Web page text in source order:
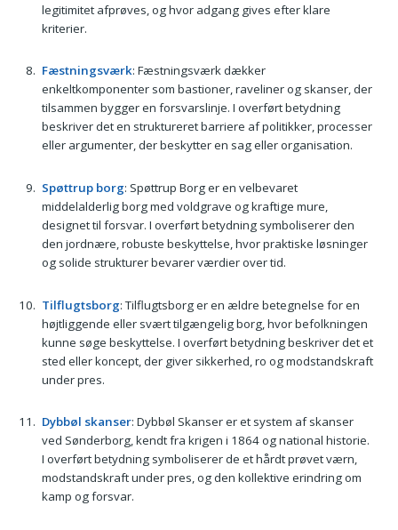
legitimitet afprøves, og hvor adgang gives efter klare
kriterier.
Fæstningsværk: Fæstningsværk dækker
enkeltkomponenter som bastioner, raveliner og skanser, der
tilsammen bygger en forsvarslinje. I overført betydning
beskriver det en struktureret barriere af politikker, processer
eller argumenter, der beskytter en sag eller organisation.
Spøttrup borg: Spøttrup Borg er en velbevaret
middelalderlig borg med voldgrave og kraftige mure,
designet til forsvar. I overført betydning symboliserer den
den jordnære, robuste beskyttelse, hvor praktiske løsninger
og solide strukturer bevarer værdier over tid.
Tilflugtsborg: Tilflugtsborg er en ældre betegnelse for en
højtliggende eller svært tilgængelig borg, hvor befolkningen
kunne søge beskyttelse. I overført betydning beskriver det et
sted eller koncept, der giver sikkerhed, ro og modstandskraft
under pres.
Dybbøl skanser: Dybbøl Skanser er et system af skanser
ved Sønderborg, kendt fra krigen i 1864 og national historie.
I overført betydning symboliserer de et hårdt prøvet værn,
modstandskraft under pres, og den kollektive erindring om
kamp og forsvar.